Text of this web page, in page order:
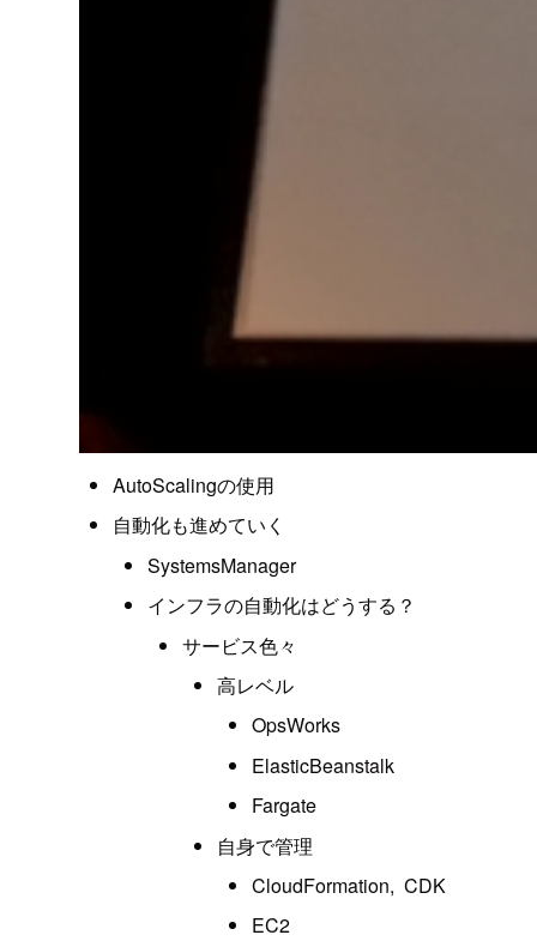
AutoScalingの使用
自動化も進めていく
SystemsManager
インフラの自動化はどうする？
サービス色々
高レベル
OpsWorks
ElasticBeanstalk
Fargate
自身で管理
CloudFormation, CDK
EC2